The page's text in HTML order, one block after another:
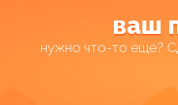
ваш
нужно что-то еще?